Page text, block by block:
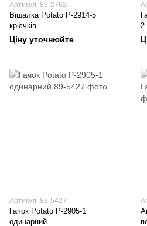
Артикул: 89-2762
Вішалка Potato P-2914-5
крючків
Ціну уточнюйте
2
Артикул: 89-5427
Гачок Potato P-2905-1
одинарний